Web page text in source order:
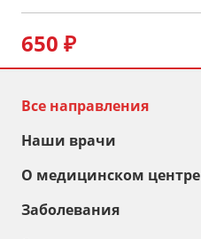
650 ₽
Все направления
Наши врачи
О медицинском центре
Заболевания